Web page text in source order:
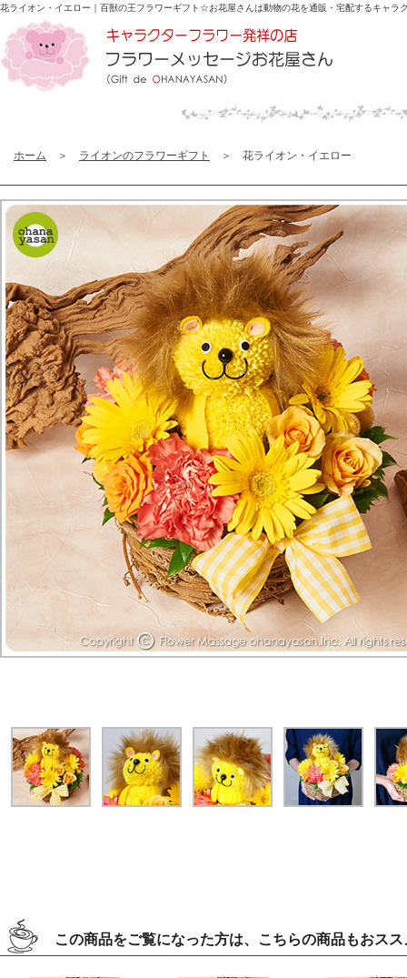
花ライオン・イエロー｜百獣の王フラワーギフト☆お花屋さんは動物の花を通販・宅配するキャラ
ホーム ＞ ライオンのフラワーギフト ＞ 花ライオン・イエロー
この商品をご覧になった方は、こちらの商品もおスス